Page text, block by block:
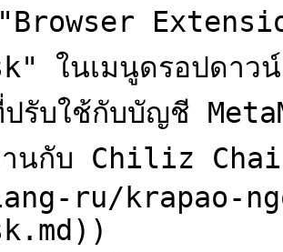
ในเมนูดรอปดา
รับใช้กับบัญชี
านกับ Chiliz
ru/krapao-